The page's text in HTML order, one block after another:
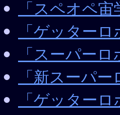
「スペオペ
「ゲッター
「スーパー
「新スーパ
「ゲッター